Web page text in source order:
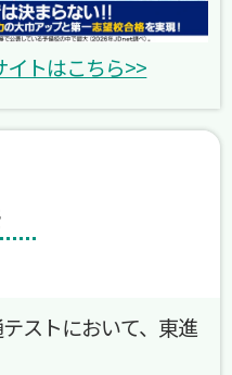
トはこちら>>
ストにおいて、東進